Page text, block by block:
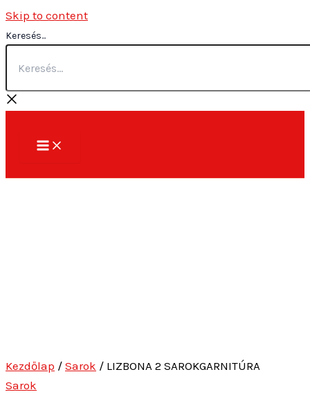
Skip to content
Keresés...
Kezdőlap / Sarok / LIZBONA 2 SAROKGARNITÚRA
Sarok